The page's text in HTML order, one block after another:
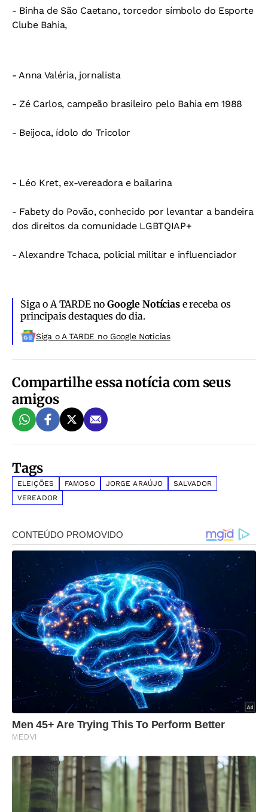
- Binha de São Caetano, torcedor símbolo do Esporte
Clube Bahia,
- Anna Valéria, jornalista
- Zé Carlos, campeão brasileiro pelo Bahia em 1988
- Beijoca, ídolo do Tricolor
- Léo Kret, ex-vereadora e bailarina
- Fabety do Povão, conhecido por levantar a bandeira
dos direitos da comunidade LGBTQIAP+
- Alexandre Tchaca, policial militar e influenciador
Siga o A TARDE noGoogle Notíciase receba os
principais destaques do dia.
Siga o A TARDE no Google Noticias
Compartilhe essa notícia com seus
amigos
Tags
ELEIÇÕES FAMOSO JORGE ARAÚJO
SALVADOR
VEREADOR